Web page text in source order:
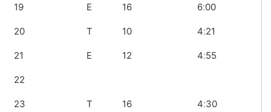
19 E 16 6ː00
20 T 10 4ː21
21 E 12 4ː55
22
23 T 16 4ː30